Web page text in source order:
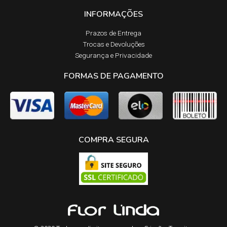
INFORMAÇÕES
Prazos de Entrega​
Trocas e Devoluções​
Segurança e Privacidade
FORMAS DE PAGAMENTO
COMPRA SEGURA